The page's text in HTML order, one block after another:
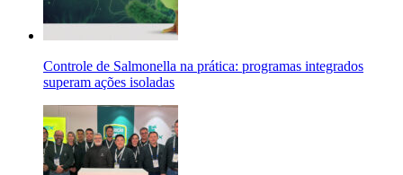
Controle de Salmonella na prática: programas integrados
superam ações isoladas